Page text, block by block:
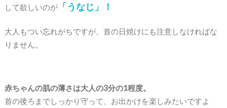
して欲しいのが「うなじ」！
大人もつい忘れがちですが、首の日焼けにも注意しなければな
りません。
赤ちゃんの肌の薄さは大人の3分の1程度。
首の後ろまでしっかり守って、お出かけを楽しみたいですよ